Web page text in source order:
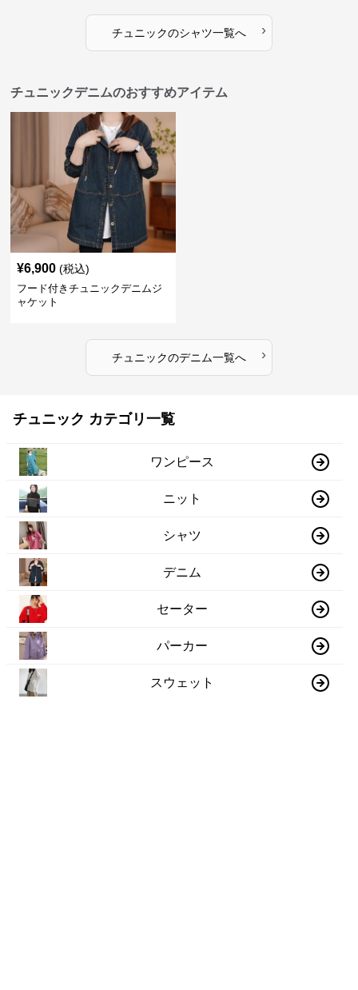
チュニックのシャツ一覧へ ›
チュニックデニムのおすすめアイテム
¥6,900 (税込)
フード付きチュニックデニムジ
ャケット
チュニックのデニム一覧へ ›
チュニック カテゴリ一覧
ワンピース
ニット
シャツ
デニム
セーター
パーカー
スウェット